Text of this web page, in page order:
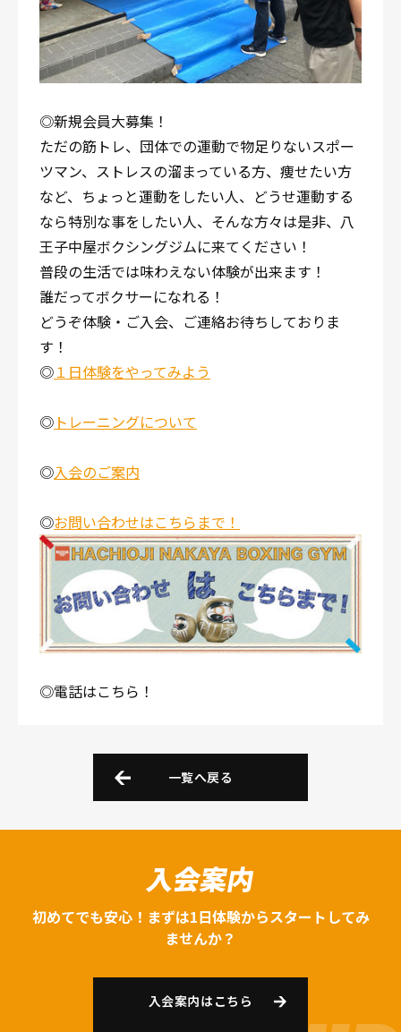
◎新規会員大募集！
ただの筋トレ、団体での運動で物足りないスポー
ツマン、ストレスの溜まっている方、痩せたい方
など、ちょっと運動をしたい人、どうせ運動する
なら特別な事をしたい人、そんな方々は是非、八
王子中屋ボクシングジムに来てください！
普段の生活では味わえない体験が出来ます！
誰だってボクサーになれる！
どうぞ体験・ご入会、ご連絡お待ちしておりま
す！
◎１日体験をやってみよう
◎ トレーニングについて
◎入会のご案内
◎お問い合わせはこちらまで！
◎電話はこちら！
一覧へ戻る
入会案内
初めてでも安心！まずは1日体験からスタートしてみ
ませんか？
入会案内はこちら